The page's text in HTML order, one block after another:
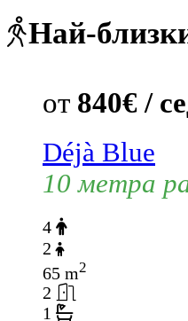
Най-
от 840€ /
Déjà Blue
10 метра
4
2
65 m2
2
1